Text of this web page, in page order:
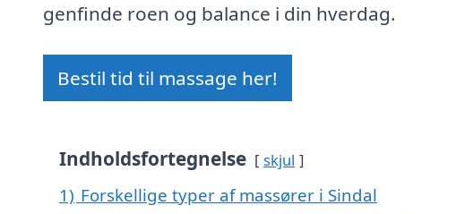
genfinde roen og balance i din hverdag.
Bestil tid til massage her!
Indholdsfortegnelse skjul
1) Forskellige typer af massører i Sindal